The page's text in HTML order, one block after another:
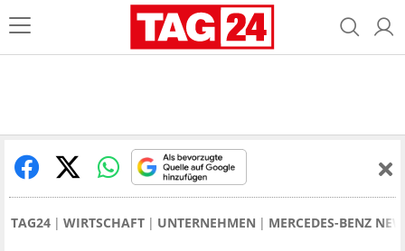
TAG24 WIRTSCHAFT UNTERNEHMEN MERCEDES-BENZ